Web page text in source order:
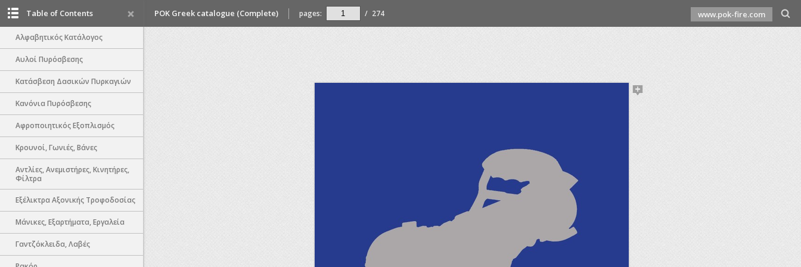
POK Greek catalogue (Complete) pages: / 274 www.pok-fire.com
Table of Contents
Αλφαβητικός Κατάλογος
Αυλοί Πυρόσβεσης
Κατάσβεση Δασικών Πυρκαγιών
Κανόνια Πυρόσβεσης
Αφροποιητικός Εξοπλισμός
Κρουνοί, Γωνιές, Βάνες
Αντλίες, Ανεμιστήρες, Κινητήρες,
Φίλτρα
Εξέλικτρα Αξονικής Τροφοδοσίας
Μάνικες, Εξαρτήματα, Εργαλεία
Γαντζόκλειδα, Λαβές